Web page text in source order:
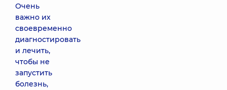
Очень
важно их
своевременно
диагностировать
и лечить,
чтобы не
запустить
болезнь,